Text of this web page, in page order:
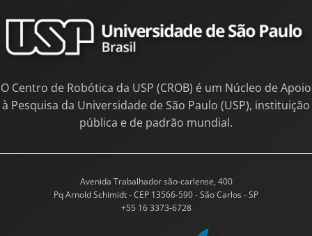
O Centro de Robótica da USP (CROB) é um Núcleo de Apoio
à Pesquisa da Universidade de São Paulo (USP), instituição
pública e de padrão mundial.
Avenida Trabalhador são-carlense, 400
Pq Arnold Schimidt - CEP 13566-590 - São Carlos - SP
+55 16 3373-6728